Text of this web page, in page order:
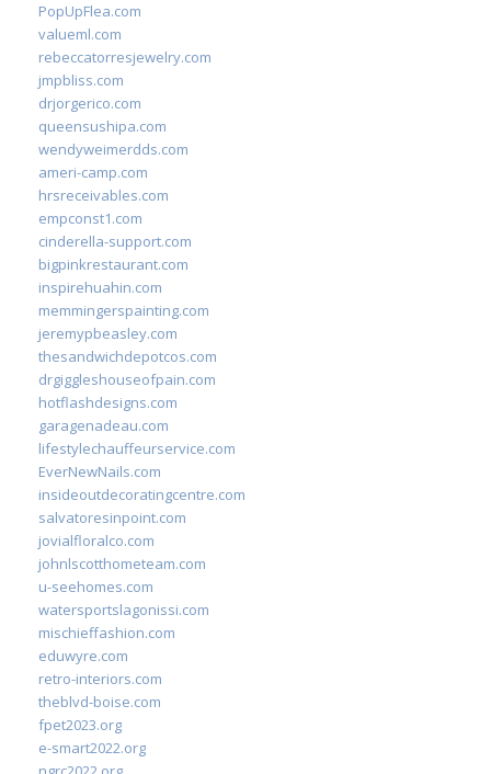
PopUpFlea.com
valueml.com
rebeccatorresjewelry.com
jmpbliss.com
drjorgerico.com
queensushipa.com
wendyweimerdds.com
ameri-camp.com
hrsreceivables.com
empconst1.com
cinderella-support.com
bigpinkrestaurant.com
inspirehuahin.com
memmingerspainting.com
jeremypbeasley.com
thesandwichdepotcos.com
drgiggleshouseofpain.com
hotflashdesigns.com
garagenadeau.com
lifestylechauffeurservice.com
EverNewNails.com
insideoutdecoratingcentre.com
salvatoresinpoint.com
jovialfloralco.com
johnlscotthometeam.com
u-seehomes.com
watersportslagonissi.com
mischieffashion.com
eduwyre.com
retro-interiors.com
theblvd-boise.com
fpet2023.org
e-smart2022.org